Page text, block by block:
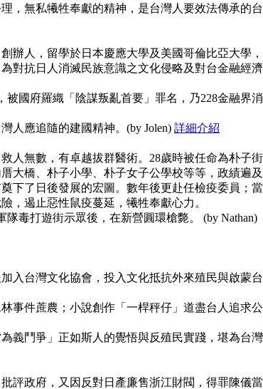
，無私犧牲奉獻的精神，是台灣人要效法傳承的台
辦人，留學於日本慶應大學及美國哥倫比亞大學，
對抗日人消滅民族意識之文化侵略及對台金融經濟
被國府羅織「陰謀叛亂首要」罪名，乃228金融界消
人應追隨的建國精神。(by Jolen) 詳細介紹
人無數，有卓越拔群醫術。28歲時被任命為朴子街
大橋、朴子小學、朴子女子公學校等等，政績遍及
下了日後發展的宏圖。數年後更赴任檢疫委員；當
，遏止惡性鼠疫蔓延，犧牲奉獻心力。
毒打遊街示眾後，在新營圓環槍斃。 (by Nathan)
入台灣文化協會，投入文化抵抗外來殖民與啟蒙台
事件蔗農；小說創作「一桿秤仔」道盡台人追求公
義鬥爭」正如斯人的覺悟與反殖民實踐，堪為台灣
評政府，又因反對日產廉售浙江財閥，得罪陳儀當